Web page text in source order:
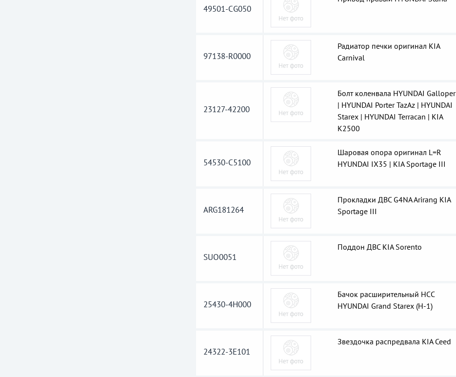
49501-CG050
97138-R0000
Радиатор печки оригинал KIA
Carnival
23127-42200
Болт коленвала HYUNDAI Galloper
| HYUNDAI Porter TazAz | HYUNDAI
Starex | HYUNDAI Terracan | KIA
K2500
54530-C5100
Шаровая опора оригинал L=R
HYUNDAI IX35 | KIA Sportage III
ARG181264
Прокладки ДВС G4NA Arirang KIA
Sportage III
SUO0051
Поддон ДВС KIA Sorento
25430-4H000
Бачок расширительный HCC
HYUNDAI Grand Starex (H-1)
24322-3E101
Звездочка распредвала KIA Ceed